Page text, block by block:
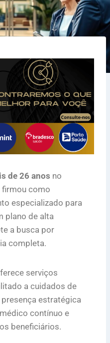
de 26 anos no
firmou como
especializado para
plano de alta
a busca por
completa.
serviços
a cuidados de
estratégica
contínuo e
beneficiários.